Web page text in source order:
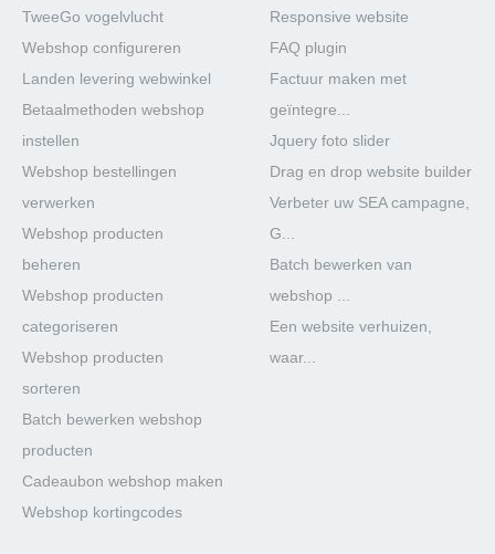
TweeGo vogelvlucht
Webshop configureren
Landen levering webwinkel
Betaalmethoden webshop
instellen
Webshop bestellingen
verwerken
Webshop producten
beheren
Webshop producten
categoriseren
Webshop producten
sorteren
Batch bewerken webshop
producten
Cadeaubon webshop maken
Webshop kortingcodes
Responsive website
FAQ plugin
Factuur maken met
geïntegre...
Jquery foto slider
Drag en drop website builder
Verbeter uw SEA campagne,
G...
Batch bewerken van
webshop ...
Een website verhuizen,
waar...